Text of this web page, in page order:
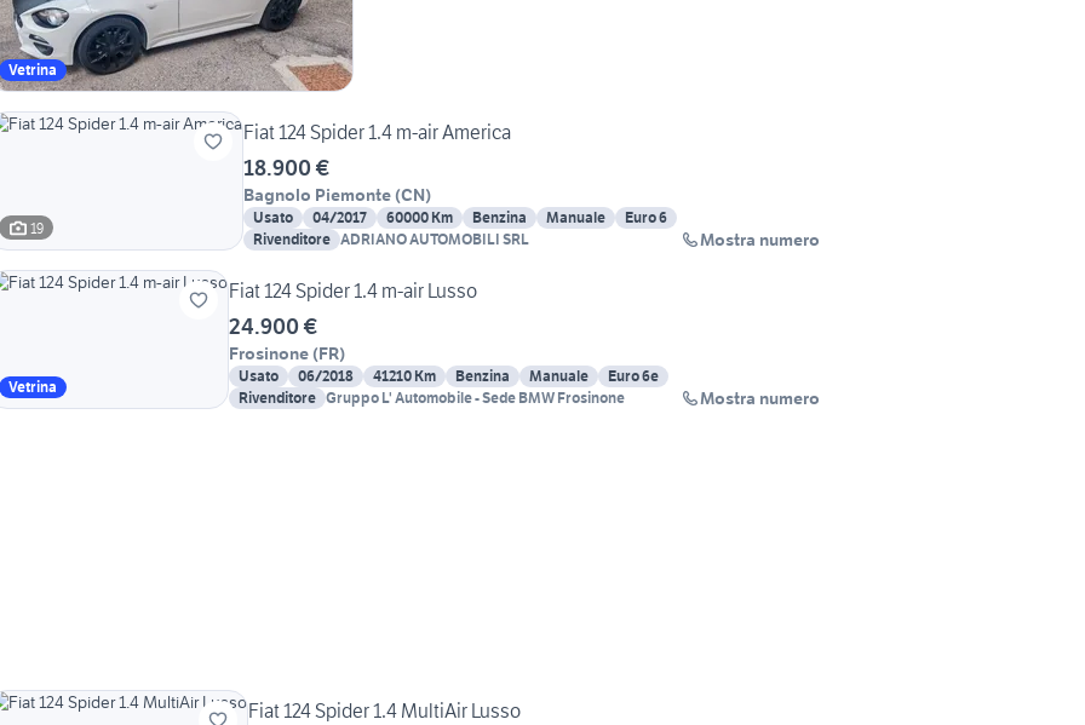
Vetrina
19
Fiat 124 Spider 1.4 m-air America
18.900 €
Bagnolo Piemonte (CN)
Usato 04/2017 60000 Km Benzina Manuale
Euro 6
Rivenditore ADRIANO AUTOMOBILI SRL Mostra numero
Vetrina
Fiat 124 Spider 1.4 m-air Lusso
24.900 €
Frosinone (FR)
Usato 06/2018 41210 Km Benzina Manuale
Euro 6e
Rivenditore Gruppo L' Automobile - Sede BMW Frosinone Mostra numero
Fiat 124 Spider 1.4 MultiAir Lusso